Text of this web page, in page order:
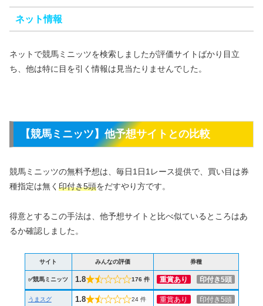
ネット情報
ネットで競馬ミニッツを検索しましたが評価サイトばかり目立
ち、他は特に目を引く情報は見当たりませんでした。
【競馬ミニッツ】他予想サイトとの比較
競馬ミニッツの無料予想は、毎日1日1レース提供で、買い目は券
種指定は無く 印付き5頭をだすやり方です。
得意とするこの手法は、他予想サイトと比べ似ているところはあ
るか確認しました。
サイト みんなの評価 券種
✅競馬ミニッツ 1.8 176 件 重賞あり 印付き5頭
うまスグ 1.8 24 件 重賞あり 印付き5頭